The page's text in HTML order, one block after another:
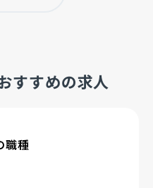
すすめの求人
職種